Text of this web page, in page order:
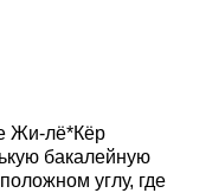
Жи-лё*Кёр
бакалейную
углу, где